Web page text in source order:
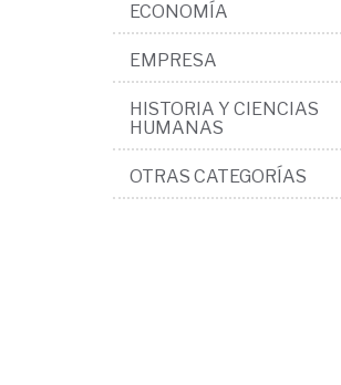
ECONOMÍA
EMPRESA
HISTORIA Y CIENCIAS
HUMANAS
OTRAS CATEGORÍAS